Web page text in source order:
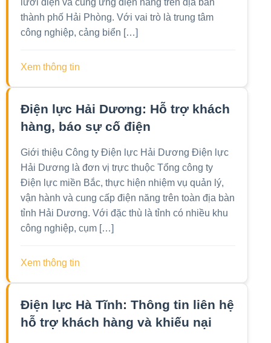
lưới điện và cung ứng điện năng trên địa bàn
thành phố Hải Phòng. Với vai trò là trung tâm
công nghiệp, cảng biển […]
Xem thông tin
Điện lực Hải Dương: Hỗ trợ khách
hàng, báo sự cố điện
Giới thiệu Công ty Điện lực Hải Dương Điện lực
Hải Dương là đơn vị trực thuộc Tổng công ty
Điện lực miền Bắc, thực hiện nhiệm vụ quản lý,
vận hành và cung cấp điện năng trên toàn địa bàn
tỉnh Hải Dương. Với đặc thù là tỉnh có nhiều khu
công nghiệp, cụm […]
Xem thông tin
Điện lực Hà Tĩnh: Thông tin liên hệ
hỗ trợ khách hàng và khiếu nại